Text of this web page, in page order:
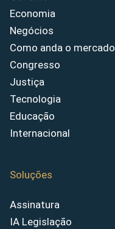
Economia
Negócios
Como anda o mercado
Congresso
Justiça
Tecnologia
Educação
Internacional
Soluções
Assinatura
IA Legislação